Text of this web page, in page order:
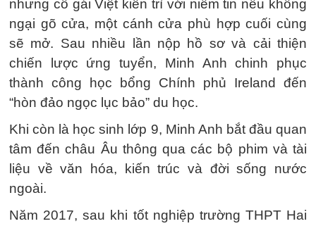
nhưng cô gái Việt kiên trì với niềm tin nếu không
ngại gõ cửa, một cánh cửa phù hợp cuối cùng
sẽ mở. Sau nhiều lần nộp hồ sơ và cải thiện
chiến lược ứng tuyển, Minh Anh chinh phục
thành công học bổng Chính phủ Ireland đến
“hòn đảo ngọc lục bảo” du học.
Khi còn là học sinh lớp 9, Minh Anh bắt đầu quan
tâm đến châu Âu thông qua các bộ phim và tài
liệu về văn hóa, kiến trúc và đời sống nước
ngoài.
Năm 2017, sau khi tốt nghiệp trường THPT Hai